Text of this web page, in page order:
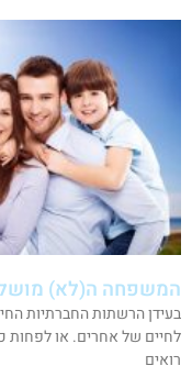
המשפחה ה(לא)
בעידן הרשתות החברתיות
לחיים של אחרים. או לפחות
רואים